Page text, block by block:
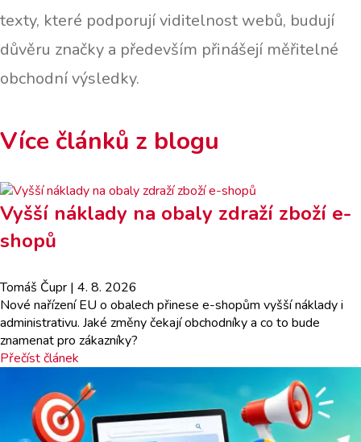
texty, které podporují viditelnost webů, budují
důvěru značky a především přinášejí měřitelné
obchodní výsledky.
Více článků z blogu
Vyšší náklady na obaly zdraží zboží e-
shopů
Tomáš Čupr | 4. 8. 2026
Nové nařízení EU o obalech přinese e-shopům vyšší náklady i
administrativu. Jaké změny čekají obchodníky a co to bude
znamenat pro zákazníky?
Přečíst článek